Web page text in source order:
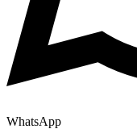
WhatsApp